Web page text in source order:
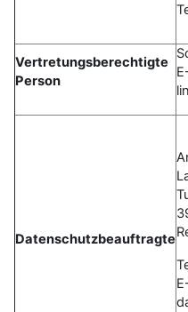
Vertretungsberechtigte
Person
Datenschutzbeauftragte